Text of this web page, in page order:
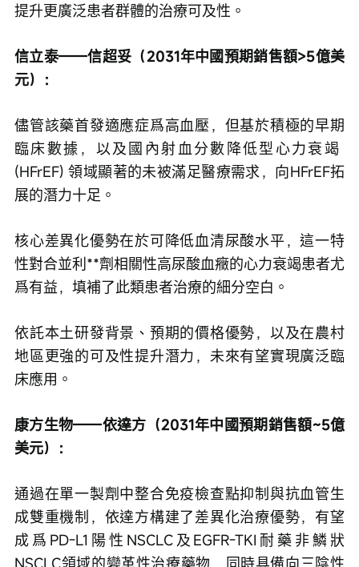
提升更廣泛患者群體的治療可及性。
信立泰——信超妥（2031年中國預期銷售額>5億美
元）：
儘管該藥首發適應症爲高血壓，但基於積極的早期
臨床數據，以及國內射血分數降低型心力衰竭
(HFrEF) 領域顯著的未被滿足醫療需求，向HFrEF拓
展的潛力十足。
核心差異化優勢在於可降低血清尿酸水平，這一特
性對合並利**劑相關性高尿酸血癥的心力衰竭患者尤
爲有益，填補了此類患者治療的細分空白。
依託本土研發背景、預期的價格優勢，以及在農村
地區更強的可及性提升潛力，未來有望實現廣泛臨
床應用。
康方生物——依達方（2031年中國預期銷售額~5億
美元）：
通過在單一製劑中整合免疫檢查點抑制與抗血管生
成雙重機制，依達方構建了差異化治療優勢，有望
成爲PD-L1陽性NSCLC及EGFR-TKI耐藥非鱗狀
NSCLC領域的變革性治療藥物，同時具備向三陰性